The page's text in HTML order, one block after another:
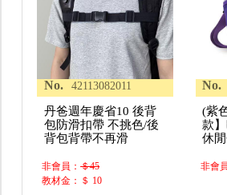
No. 42113082011
丹爸週年慶省10 後背
包防滑扣帶 不挑色/後
背包背帶不再滑
非會員：＄45
教材金：＄ 10
No.
(紫
款
休
非會